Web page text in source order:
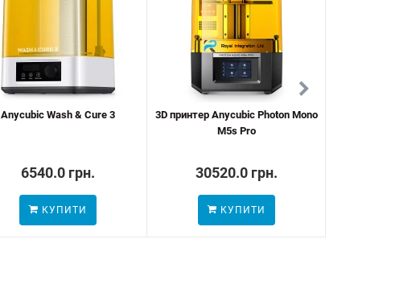
Anycubic Wash & Cure 3
6540.0 грн.
КУПИТИ
3D принтер Anycubic Photon Mono
M5s Pro
30520.0 грн.
КУПИТИ